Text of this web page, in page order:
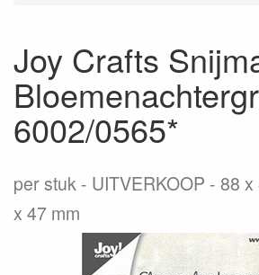
Joy Crafts
6002/0565*
per stuk
UITVERKOOP - 88
x 47 mm